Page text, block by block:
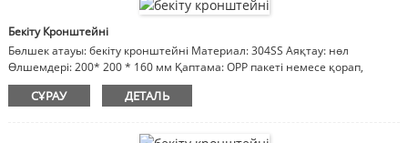
Бекіту Кронштейні
Бөлшек атауы: бекіту кронштейні Материал: 304SS Аяқтау: нөл
Өлшемдері: 200* 200 * 160 мм Қаптама: OPP пакеті немесе қорап,
картон, ағаш қорап Ескертпе: материал, әрлеу, өлшемдер реттеледі
СҰРАУ ДЕТАЛЬ